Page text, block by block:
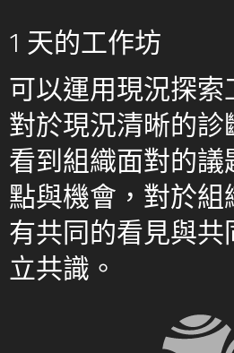
1 天的工作坊
可以運用現況探索
對於現況清晰的診
看到組織面對的議
點與機會，對於組
有共同的看見與共
立共識。